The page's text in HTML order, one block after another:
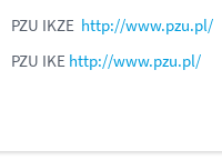
PZU IKZE http://www.pzu.pl/
PZU IKE http://www.pzu.pl/